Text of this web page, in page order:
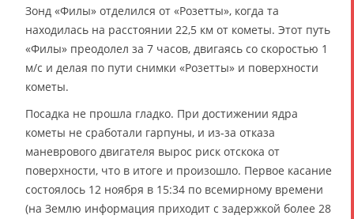
Зонд «Филы» отделился от «Розетты», когда та
находилась на расстоянии 22,5 км от кометы. Этот путь
«Филы» преодолел за 7 часов, двигаясь со скоростью 1
м/с и делая по пути снимки «Розетты» и поверхности
кометы.
Посадка не прошла гладко. При достижении ядра
кометы не сработали гарпуны, и из-за отказа
маневрового двигателя вырос риск отскока от
поверхности, что в итоге и произошло. Первое касание
состоялось 12 ноября в 15:34 по всемирному времени
(на Землю информация приходит с задержкой более 28